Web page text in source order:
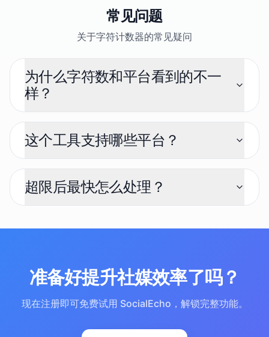
常见问题
关于字符计数器的常见疑问
为什么字符数和平台看到的不一
样？
这个工具支持哪些平台？
超限后最快怎么处理？
准备好提升社媒效率了吗？
现在注册即可免费试用 SocialEcho，解锁完整功能。